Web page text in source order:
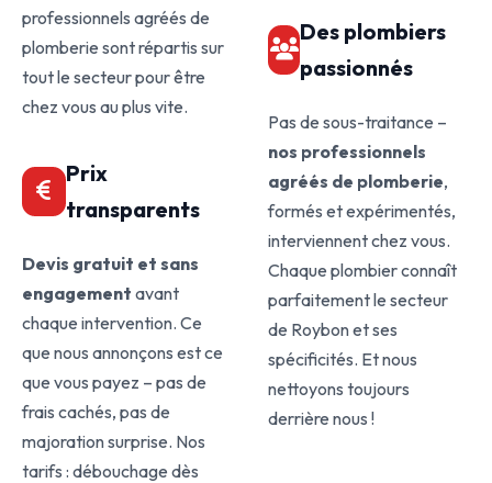
professionnels agréés de
plomberie sont répartis sur
tout le secteur pour être
chez vous au plus vite.
Prix
transparents
Devis gratuit et sans
engagement avant
chaque intervention. Ce
que nous annonçons est ce
que vous payez – pas de
frais cachés, pas de
majoration surprise. Nos
tarifs : débouchage dès
Des plombiers
passionnés
Pas de sous-traitance –
nos professionnels
agréés de plomberie,
formés et expérimentés,
interviennent chez vous.
Chaque plombier connaît
parfaitement le secteur
de Roybon et ses
spécificités. Et nous
nettoyons toujours
derrière nous !